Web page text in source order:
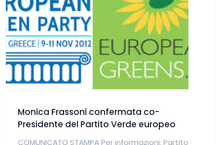
Monica Frassoni confermata co-
Presidente del Partito Verde europeo
COMUNICATO STAMPA Per informazioni: Partito